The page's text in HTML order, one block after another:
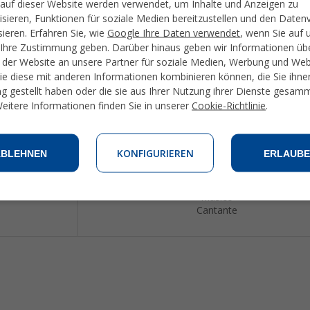
Fontanero/a
Camionero/a
Bombero/a
Cartero/a
Taxista
De compras
Cajero/a
Dependiente
Escritor/a
Actor/actriz
Pintor/a
Músico
Cantante
dieser Website werden verwendet, um Inhalte und Anzeigen zu
Funktionen für soziale Medien bereitzustellen und den
Erfahren Sie, wie Google Ihre Daten verwendet, wenn Sie auf
Zustimmung geben. Darüber hinaus geben wir Informationen
Website an unsere Partner für soziale Medien, Werbung und
diese mit anderen Informationen kombinieren können, die Sie
gestellt haben oder die sie aus Ihrer Nutzung ihrer Dienste
Informationen finden Sie in unserer Cookie-Richtlinie.
KONFIGURIEREN